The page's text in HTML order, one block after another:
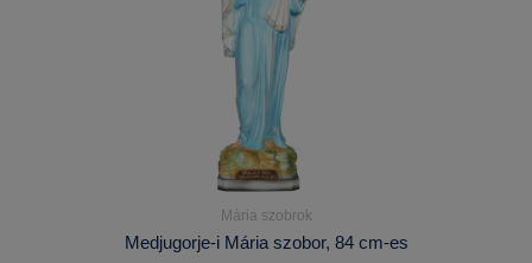
Mária szobrok
Medjugorje-i Mária szobor, 84 cm-es